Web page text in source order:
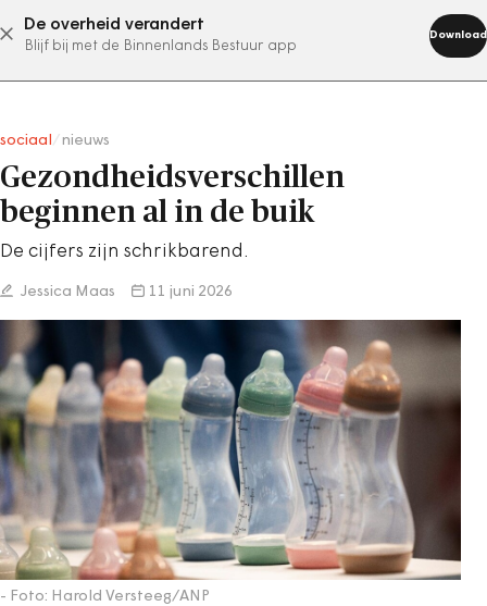
De overheid verandert
Blijf bij met de Binnenlands Bestuur app
Download
abonneer nu
sociaal nieuws
Gezondheidsverschillen
beginnen al in de buik
De cijfers zijn schrikbarend.
Jessica Maas 11 juni 2026
- Foto: Harold Versteeg/ANP